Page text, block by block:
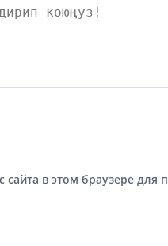
сайта в этом браузере